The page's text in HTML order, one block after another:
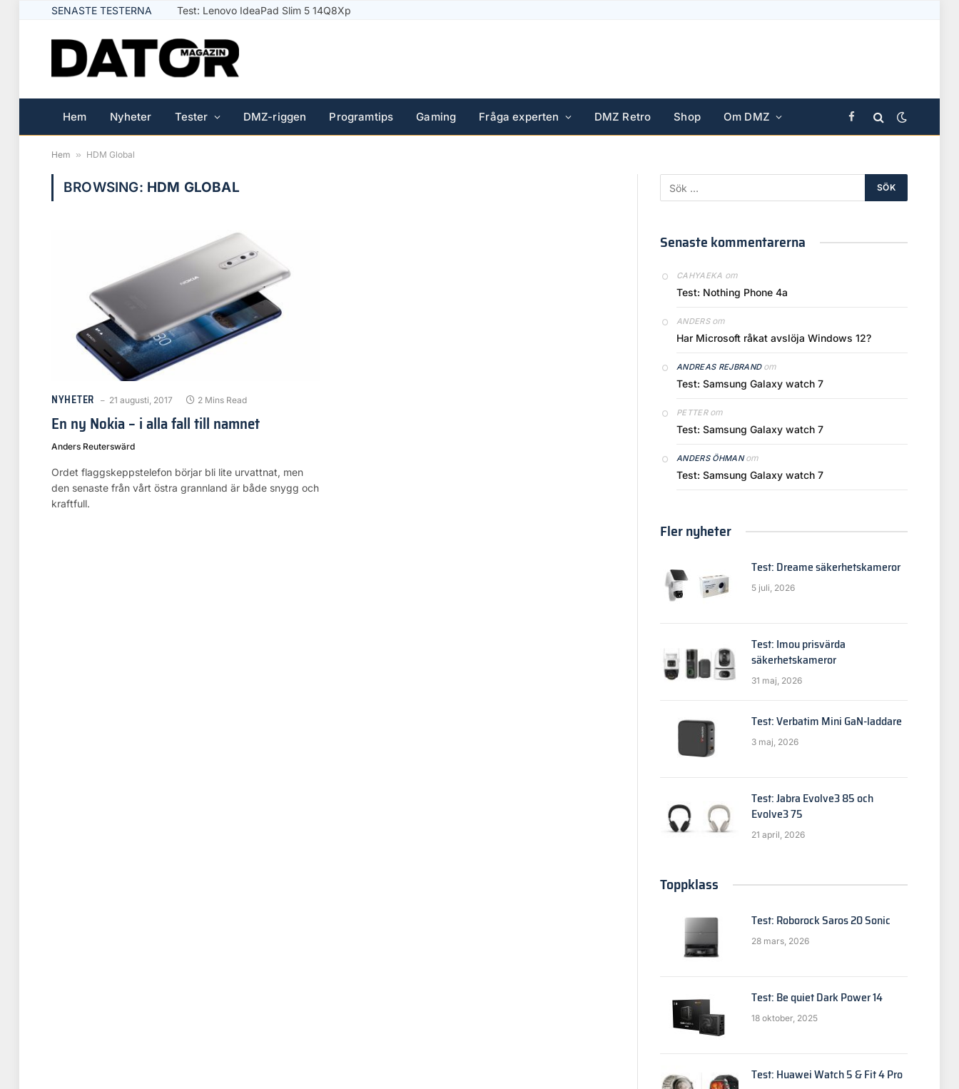
SENASTE TESTERNA Test: Lenovo IdeaPad Slim 5 14Q8Xp
Hem Nyheter Tester DMZ-riggen Programtips Gaming Fråga experten DMZ Retro Shop Om DMZ Facebook
Hem » HDM Global
BROWSING: HDM GLOBAL
NYHETER 21 augusti, 2017 2 Mins Read
En ny Nokia – i alla fall till namnet
Anders Reuterswärd
Ordet flaggskeppstelefon börjar bli lite urvattnat, men
den senaste från vårt östra grannland är både snygg och
kraftfull.
Senaste kommentarerna
CAHYAEKA om
Test: Nothing Phone 4a
ANDERSom
Har Microsoft råkat avslöja Windows 12?
ANDREAS REJBRANDom
Test: Samsung Galaxy watch 7
PETTERom
Test: Samsung Galaxy watch 7
ANDERS ÖHMANom
Test: Samsung Galaxy watch 7
Fler nyheter
Test: Dreame säkerhetskameror
5 juli, 2026
Test: Imou prisvärda
säkerhetskameror
31 maj, 2026
Test: Verbatim Mini GaN-laddare
3 maj, 2026
Test: Jabra Evolve3 85 och
Evolve3 75
21 april, 2026
Toppklass
Test: Roborock Saros 20 Sonic
28 mars, 2026
Test: Be quiet Dark Power 14
18 oktober, 2025
Test: Huawei Watch 5 & Fit 4 Pro